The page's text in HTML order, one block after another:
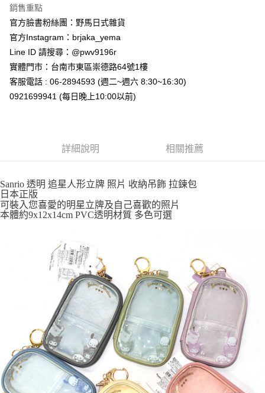
聯邦商業銀行
元大商業銀行
台新國際商業銀行
台灣樂天信用卡公司
悠遊付
Google Pay
ATM付款
運送方式
付款後全家取貨
7-11取貨付款
每筆NT$65，滿NT$999(含以上)免運費
每筆NT$65，滿NT$999(含以上)免運費
每筆NT$100，滿NT$999(含以上)免運費
銷售重點
官方臉書粉絲團：野馬日式雜貨
官方Instagram：brjaka_yema
Line ID 請搜尋：@pwv9196r
實體門市：台南市東區崇德路64號1樓
客服電話 : 06-2894593 (週二~週六 8:30~16:30)
0921699941 (每日晚上10:00以前)
詳細說明 相關推薦
Sanrio 透明 追星人形立牌 照片 收納吊飾 拉鍊包
日本正版
可裝入您喜愛的明星立牌及自己喜歡的照片
本體約9x12x14cm PVC透明材質 多色可選